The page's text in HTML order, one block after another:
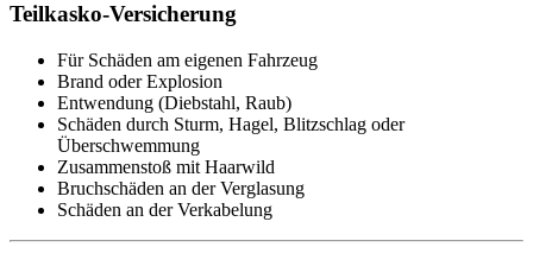
Teilkasko-Versicherung
Für Schäden am eigenen Fahrzeug
Brand oder Explosion
Entwendung (Diebstahl, Raub)
Schäden durch Sturm, Hagel, Blitzschlag oder
Überschwemmung
Zusammenstoß mit Haarwild
Bruchschäden an der Verglasung
Schäden an der Verkabelung